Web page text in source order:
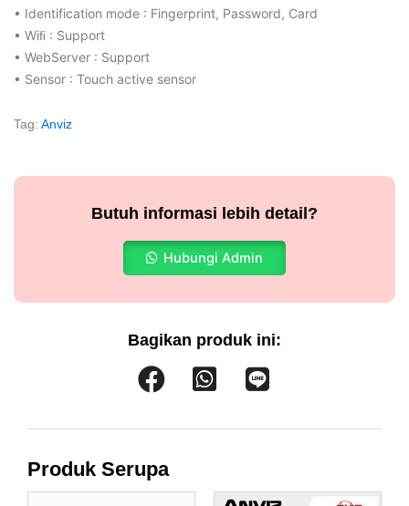
• Identification mode : Fingerprint, Password, Card
• Wiﬁ : Support
• WebServer : Support
• Sensor : Touch active sensor
Tag: Anviz
Butuh informasi lebih detail?
Hubungi Admin
Bagikan produk ini:
Produk Serupa